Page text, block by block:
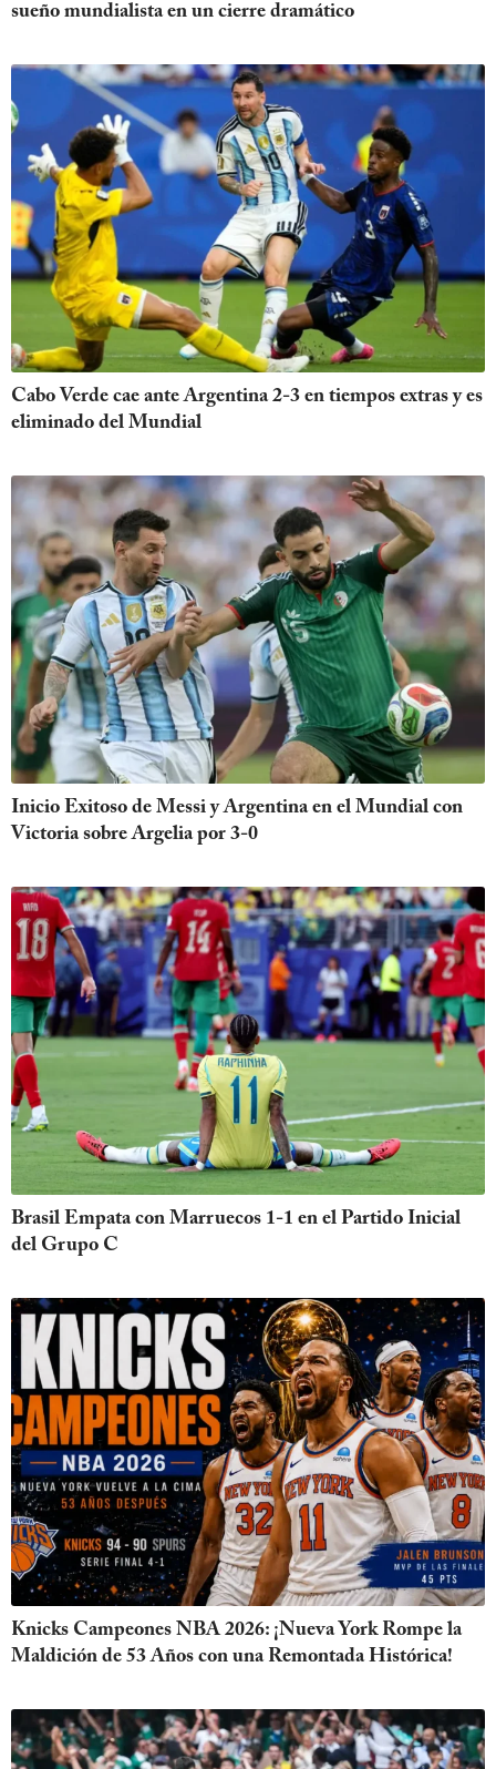
sueño mundialista en un cierre dramático
Cabo Verde cae ante Argentina 2-3 en tiempos extras y es
eliminado del Mundial
Inicio Exitoso de Messi y Argentina en el Mundial con
Victoria sobre Argelia por 3-0
Brasil Empata con Marruecos 1-1 en el Partido Inicial
del Grupo C
Knicks Campeones NBA 2026: ¡Nueva York Rompe la
Maldición de 53 Años con una Remontada Histórica!